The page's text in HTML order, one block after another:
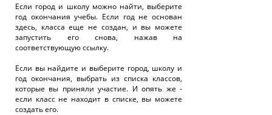
Если город и школу можно найти, выберите
год окончания учебы. Если год не основан
здесь, класса еще не создан, и вы можете
запустить его снова, нажав на
соответствующую ссылку.
Если вы найдите и выберите город, школу и
год окончания, выбрать из списка классов,
которые вы приняли участие. И опять же -
если класс не находит в списке, вы можете
создать его.